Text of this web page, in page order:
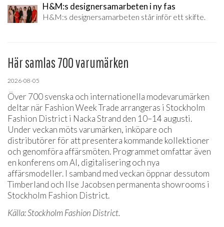
H&M:s designersamarbeten i ny fas
H&M:s designersamarbeten står inför ett skifte.
Här samlas 700 varumärken
2026-08-05
Över 700 svenska och internationella modevarumärken
deltar när Fashion Week Trade arrangeras i Stockholm
Fashion District i Nacka Strand den 10–14 augusti.
Under veckan möts varumärken, inköpare och
distributörer för att presentera kommande kollektioner
och genomföra affärsmöten. Programmet omfattar även
en konferens om AI, digitalisering och nya
affärsmodeller. I samband med veckan öppnar dessutom
Timberland och Ilse Jacobsen permanenta showrooms i
Stockholm Fashion District.
Källa: Stockholm Fashion District.